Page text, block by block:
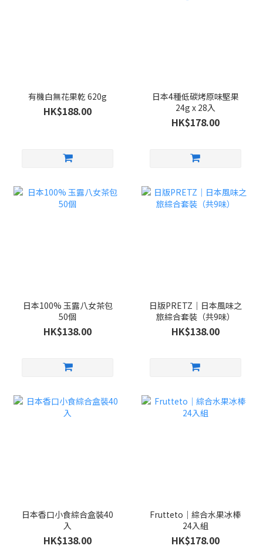
有機白無花果乾 620g
HK$188.00
日本4種低碳烤原味堅果
24g x 28入
HK$178.00
日本100% 玉露八女茶包
50個
HK$138.00
日版PRETZ｜日本風味之
旅綜合套裝（共9味）
HK$138.00
日本香口小食綜合盒裝40
入
HK$138.00
Frutteto｜綜合水果冰棒
24入組
HK$178.00